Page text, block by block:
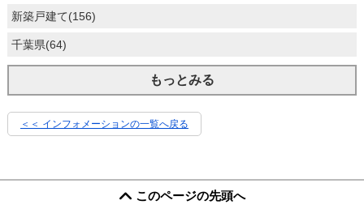
新築戸建て(156)
千葉県(64)
もっとみる
＜＜ インフォメーションの一覧へ戻る
このページの先頭へ